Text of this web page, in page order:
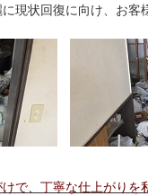
現状回復に向け、お客
で、丁寧な仕上がりを